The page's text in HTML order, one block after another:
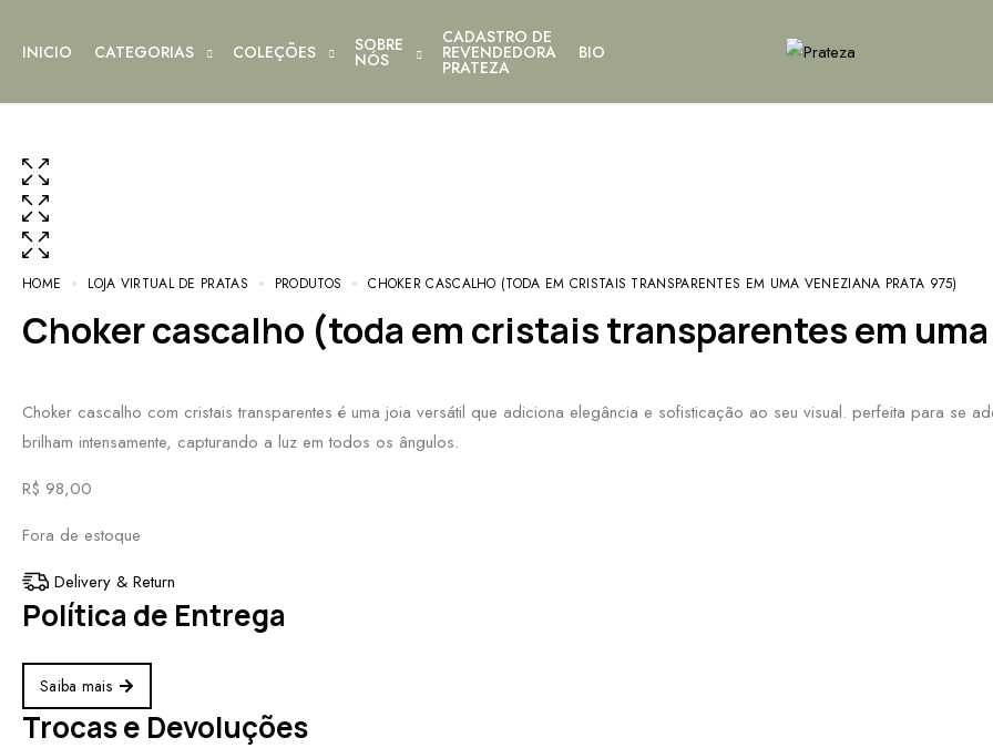
INICIO CATEGORIAS COLEÇÕES SOBRE
NÓS
CADASTRO DE
REVENDEDORA
PRATEZA
BIO
HOME LOJA VIRTUAL DE PRATAS PRODUTOS CHOKER CASCALHO (TODA EM CRISTAIS TRANSPARENTES EM UMA VENEZIANA PRATA 975)
Choker cascalho (toda em cristais transparentes em
Choker cascalho com cristais transparentes é uma joia versátil que adiciona elegância e sofisticação ao seu visual. perfeita para se
brilham intensamente, capturando a luz em todos os ângulos.
R$ 98,00
Fora de estoque
Delivery & Return
Política de Entrega
Saiba mais
Trocas e Devoluções